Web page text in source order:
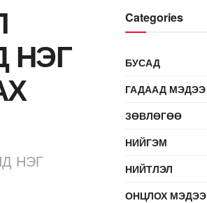
НЭГ
НЭГ
Categories
БУСАД
ГАДААД МЭДЭЭ
ЗӨВЛӨГӨӨ
НИЙГЭМ
НИЙТЛЭЛ
ОНЦЛОХ МЭДЭЭ